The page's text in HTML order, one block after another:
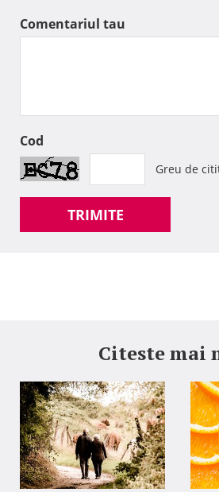
Comentariul tau
Cod
Greu de
TRIMITE
Citeste mai